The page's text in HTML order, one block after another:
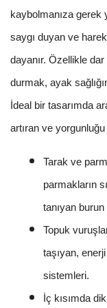
kaybolmanıza gerek
saygı duyan ve
dayanır. Özellikle
durmak, ayak
İdeal bir tasarımda
artıran ve
Tarak ve
parmakların
tanıyan burun
Topuk
taşıyan,
sistemleri.
İç kısımda